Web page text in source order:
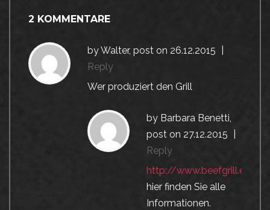
2 KOMMENTARE
byWalter, post on 26.12.2015
Reply
Wer produziert den Grill
by Barbara Benetti,
post on 27.12.2015
Reply
http://www.beefgrill.eu/
hier finden Sie alle
Informationen.